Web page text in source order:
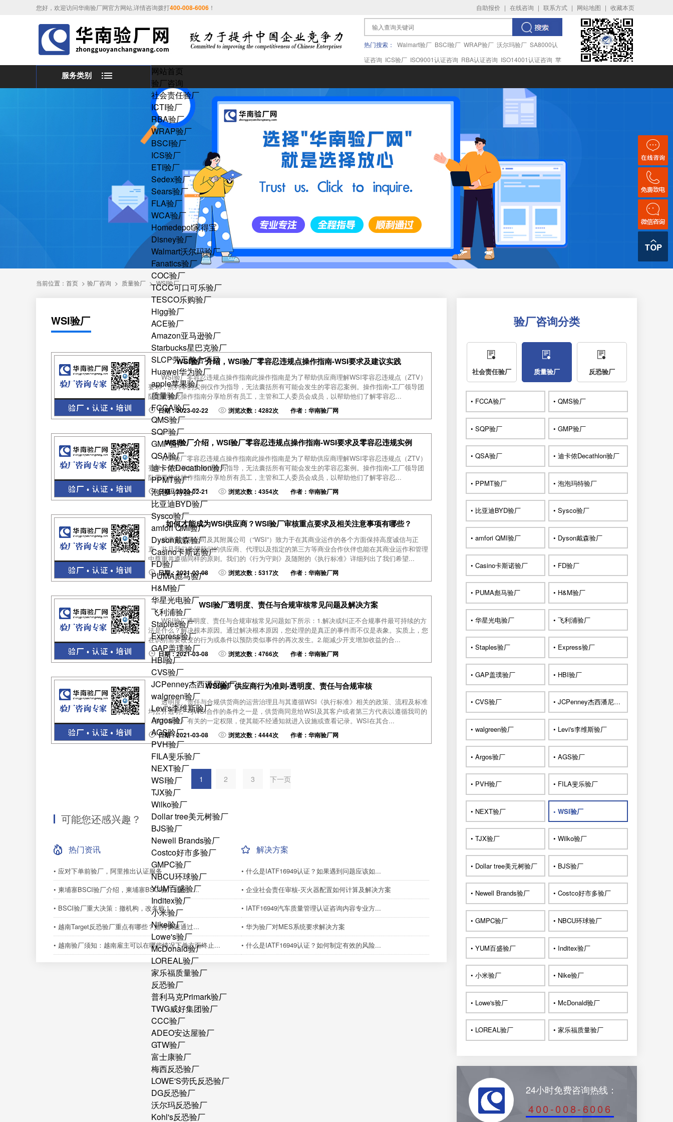
自助报价 | 在线咨询 | 联系方式 | 网站地图 | 收藏本页
您好，欢迎访问华南验厂网官方网站,详情咨询拨打400-008-6006 ！
热门搜索： Walmart验厂 BSCI验厂 WRAP验厂 沃尔玛验厂 SA8000认
证咨询 ICS验厂 ISO9001认证咨询 RBA认证咨询 ISO14001认证咨询 苹
服务类别
网站首页
验厂咨询
社会责任验厂
ICTI验厂
RBA验厂
WRAP验厂
BSCI验厂
ICS验厂
ETI验厂
Sedex验厂
Sears验厂
FLA验厂
WCA验厂
Homedepot家得宝
Disney验厂
Walmart沃尔玛验厂
Fanatics验厂
COC验厂
TCCC可口可乐验厂
TESCO乐购验厂
Higg验厂
ACE验厂
Amazon亚马逊验厂
Starbucks星巴克验厂
SLCP劳工整合项目
Huawei华为验厂
apple苹果验厂
质量验厂
FCCA验厂
QMS验厂
SQP验厂
GMP验厂
QSA验厂
迪卡侬Decathlon验厂
PPMT验厂
泡泡玛特验厂
比亚迪BYD验厂
Sysco验厂
amfori QMI验厂
Dyson戴森验厂
Casino卡斯诺验厂
FD验厂
PUMA彪马验厂
H&M验厂
华星光电验厂
飞利浦验厂
Staples验厂
Express验厂
GAP盖璞验厂
HBI验厂
CVS验厂
JCPenney杰西潘尼验厂
walgreen验厂
Levi's李维斯验厂
Argos验厂
AGS验厂
PVH验厂
FILA斐乐验厂
NEXT验厂
WSI验厂
TJX验厂
Wilko验厂
Dollar tree美元树验厂
BJS验厂
Newell Brands验厂
Costco好市多验厂
GMPC验厂
NBCU环球验厂
YUM百盛验厂
Inditex验厂
小米验厂
Nike验厂
Lowe's验厂
McDonald验厂
LOREAL验厂
家乐福质量验厂
反恐验厂
普利马克Primark验厂
TWG威好集团验厂
CCC验厂
ADEO安达屋验厂
GTW验厂
富士康验厂
梅西反恐验厂
LOWE'S劳氏反恐验厂
DG反恐验厂
沃尔玛反恐验厂
Kohl's反恐验厂
当前位置： 首页 > 验厂咨询 > 质量验厂 > WSI验厂
WSI验厂
WSI验厂介绍，WSI验厂零容忍违规点操作指南-WSI要求及建议实践
WSI验厂零容忍违规点操作指南此操作指南是为了帮助供应商理解WSI零容忍违规点（ZTV）
要求，所列举的实例仅作为指导，无法囊括所有可能会发生的零容忍案例。操作指南•工厂领导团
队需要将此操作指南分享给所有员工，主管和工人委员会成员，以帮助他们了解零容忍...
日期：2023-02-22 浏览次数：4282次 作者：华南验厂网
WSI验厂介绍，WSI验厂零容忍违规点操作指南-WSI要求及零容忍违规实例
WSI验厂零容忍违规点操作指南此操作指南是为了帮助供应商理解WSI零容忍违规点（ZTV）
要求，所列举的实例仅作为指导，无法囊括所有可能会发生的零容忍案例。操作指南•工厂领导团
队需要将此操作指南分享给所有员工，主管和工人委员会成员，以帮助他们了解零容忍...
日期：2023-02-21 浏览次数：4354次 作者：华南验厂网
如何才能成为WSI供应商？WSI验厂审核重点要求及相关注意事项有哪些？
威廉索拿马公司及其附属公司（“WSI”）致力于在其商业运作的各个方面保持高度诚信与正
直，并且我们希望我们的供应商、代理以及指定的第三方等商业合作伙伴也能在其商业运作和管理
中尊重并遵循同样的原则。我们的《行为守则》及随附的《执行标准》详细列出了我们希望...
日期：2021-03-08 浏览次数：5317次 作者：华南验厂网
WSI验厂透明度、责任与合规审核常见问题及解决方案
WSI验厂透明度、责任与合规审核常见问题如下所示：1.解决或纠正不合规事件最可持续的方
法是什么？解决根本原因。通过解决根本原因，您处理的是真正的事件而不仅是表象。实质上，您
在识别需要改变的行为或条件以预防类似事件的再次发生。2.能减少开支增加收益的合...
日期：2021-03-08 浏览次数：4766次 作者：华南验厂网
WSI验厂供应商行为准则-透明度、责任与合规审核
透明度、责任与合规供货商的运营治理且与其遵循WSI《执行标准》相关的政策、流程及标准
均公开透明。与WSI合作的条件之一是，供货商同意给WSI及其客户或者第三方代表以遵循我司的
《执行标准》有关的一定权限，使其能不经通知就进入设施或查看记录。WSI在其合...
日期：2021-03-08 浏览次数：4444次 作者：华南验厂网
1 2 3 下一页
可能您还感兴趣？
热门资讯
• 应对下单前验厂，阿里推出认证服务
• 柬埔寨BSCI验厂介绍，柬埔寨BSCI验厂流程、...
• BSCI验厂重大决策：撤机构，改名称！
• 越南Target反恐验厂重点有哪些？如何快速通过...
• 越南验厂须知：越南雇主可以在哪些情况下单方面终止...
解决方案
• 什么是IATF16949认证？如果遇到问题应该如...
• 企业社会责任审核-灭火器配置如何计算及解决方案
• IATF16949汽车质量管理认证咨询内容专业方...
• 华为验厂对MES系统要求解决方案
• 什么是IATF16949认证？如何制定有效的风险...
验厂咨询分类
社会责任验厂 质量验厂 反恐验厂
• FCCA验厂 • QMS验厂
• SQP验厂 • GMP验厂
• QSA验厂 • 迪卡侬Decathlon验厂
• PPMT验厂 • 泡泡玛特验厂
• 比亚迪BYD验厂 • Sysco验厂
• amfori QMI验厂 • Dyson戴森验厂
• Casino卡斯诺验厂 • FD验厂
• PUMA彪马验厂 • H&M验厂
• 华星光电验厂 • 飞利浦验厂
• Staples验厂 • Express验厂
• GAP盖璞验厂 • HBI验厂
• CVS验厂 • JCPenney杰西潘尼验厂
• walgreen验厂 • Levi's李维斯验厂
• Argos验厂 • AGS验厂
• PVH验厂 • FILA斐乐验厂
• NEXT验厂 • WSI验厂
• TJX验厂 • Wilko验厂
• Dollar tree美元树验厂 • BJS验厂
• Newell Brands验厂 • Costco好市多验厂
• GMPC验厂 • NBCU环球验厂
• YUM百盛验厂 • Inditex验厂
• 小米验厂 • Nike验厂
• Lowe's验厂 • McDonald验厂
• LOREAL验厂 • 家乐福质量验厂
24小时免费咨询热线：
400-008-6006